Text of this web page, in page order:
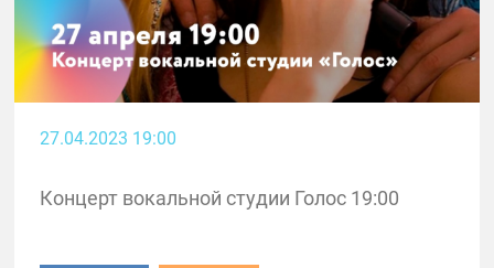
27.04.2023 19:00
Концерт вокальной студии Голос 19:00